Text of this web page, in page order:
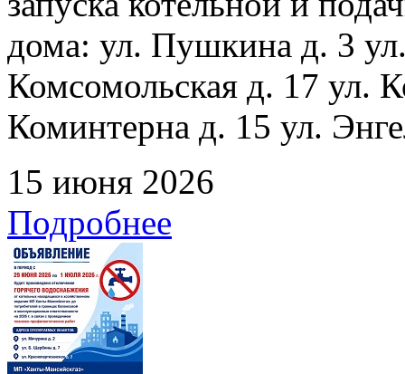
дома: ул. Пушкина д. 3
Комсомольская д. 17 ул.
Коминтерна д. 15 ул.
15 июня 2026
Подробнее